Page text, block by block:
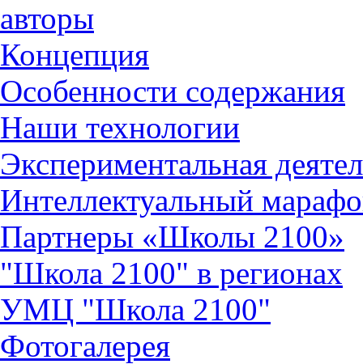
авторы
Концепция
Особенности содержания
Наши технологии
Экспериментальная
Интеллектуальный
Партнеры «Школы 2100»
"Школа 2100" в регионах
УМЦ "Школа 2100"
Фотогалерея